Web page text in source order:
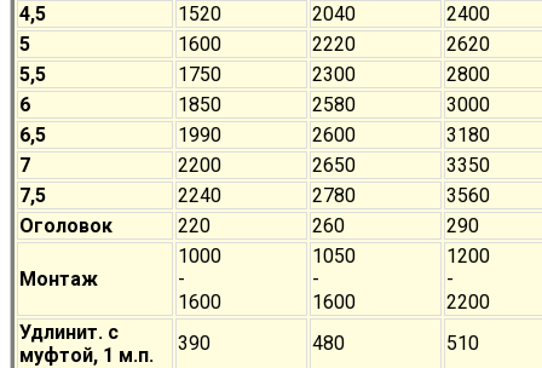
4,5
1520 2040
2400
5
1600 2220
2620
5,5
1750 2300
2800
6
1850 2580
3000
6,5
1990 2600
3180
7
2200 2650
3350
7,5
2240 2780
3560
Оголовок
220 260 290
Монтаж
1000
-
1600
1050
-
1600
1200
-
2200
Удлинит. с
муфтой, 1 м.п.
390 480
510